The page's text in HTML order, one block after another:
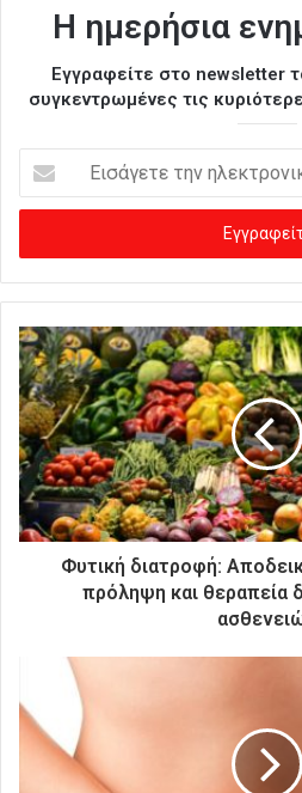
Η ημερήσια
Εγγραφείτε στο newsletter
συγκεντρωμένες τις
σ
γ
ε
ε
τ
η
ν
η
λ
ε
κ
τ
σ
Φυτική διατροφή:
πρόληψη και